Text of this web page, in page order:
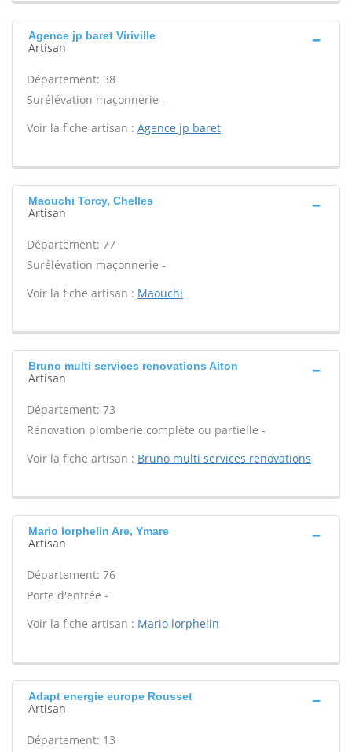
Agence jp baret Viriville
Artisan
Département: 38
Surélévation maçonnerie -
Voir la fiche artisan : Agence jp baret
Maouchi Torcy, Chelles
Artisan
Département: 77
Surélévation maçonnerie -
Voir la fiche artisan : Maouchi
Bruno multi services renovations Aiton
Artisan
Département: 73
Rénovation plomberie complète ou partielle -
Voir la fiche artisan : Bruno multi services renovations
Mario lorphelin Are, Ymare
Artisan
Département: 76
Porte d'entrée -
Voir la fiche artisan : Mario lorphelin
Adapt energie europe Rousset
Artisan
Département: 13